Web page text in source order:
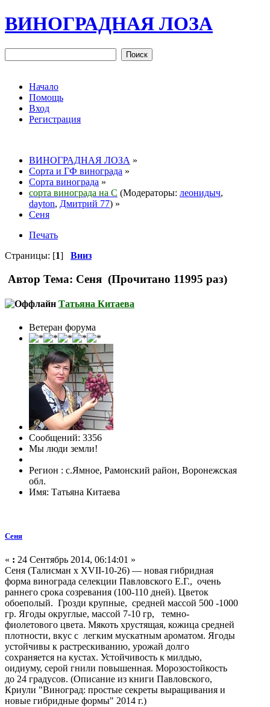
ВИНОГРАДНАЯ ЛОЗА
Начало
Помощь
Вход
Регистрация
ВИНОГРАДНАЯ ЛОЗА »
Сорта и ГФ винограда »
Сорта винограда »
сорта винограда на С (Модераторы: леонидыч,
dayton, Дмитрий 77) »
Сеня
Печать
Страницы: [1] Вниз
Автор Тема: Сеня (Прочитано 11995 раз)
Татьяна Китаева
Ветеран форума
Сообщений: 3356
Мы люди земли!
Регион : с.Ямное, Рамонский район, Воронежская
обл.
Имя: Татьяна Китаева
Сеня
« : 24 Сентябрь 2014, 06:14:01 »
Сеня (Талисман х XVII-10-26) — новая гибридная
форма винограда селекции Павловского Е.Г., очень
раннего срока созревания (100-110 дней). Цветок
обоеполый. Грозди крупные, средней массой 500 -1000
гр. Ягоды округлые, массой 7-10 гр, темно-
фиолетового цвета. Мякоть хрустящая, кожица средней
плотности, вкус с легким мускатным ароматом. Ягоды
устойчивы к растрескиванию, урожай долго
сохраняется на кустах. Устойчивость к милдью,
оидиуму, серой гнили повышенная. Морозостойкость
до 24 градусов. (Описание из книги Павловского,
Криули "Виноград: простые секреты выращивания и
новые гибридные формы" 2014 г.)